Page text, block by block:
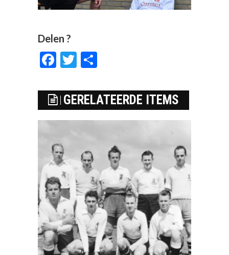
Delen ?
Facebook
Twitter
GERELATEERDE ITEMS